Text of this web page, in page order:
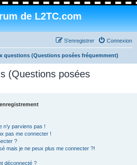
de L2TC.com
Connexion
S’enregistrer
questions (Questions posées fréquemment)
(Questions posées
n’y parviens pas !
pas me connecter !
?
mais je ne peux plus me connecter ?!
déconnecté ?